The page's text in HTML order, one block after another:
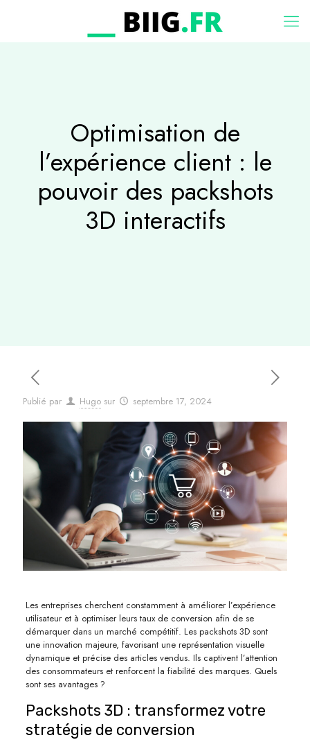
Optimisation de
l’expérience client : le
pouvoir des packshots
3D interactifs
Publié par Hugo sur septembre 17, 2024
Les entreprises cherchent constamment à améliorer l’expérience
utilisateur et à optimiser leurs taux de conversion afin de se
démarquer dans un marché compétitif. Les packshots 3D sont
une innovation majeure, favorisant une représentation visuelle
dynamique et précise des articles vendus. Ils captivent l’attention
des consommateurs et renforcent la fiabilité des marques. Quels
sont ses avantages ?
Packshots 3D : transformez votre
stratégie de conversion